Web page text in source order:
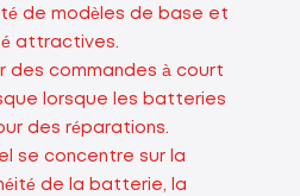
de modèles de base et
attractives.
des commandes à court
lorsque les batteries
des réparations.
se concentre sur la
de la batterie, la